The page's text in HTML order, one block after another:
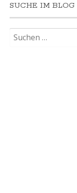
SUCHE IM BLOG
nach: